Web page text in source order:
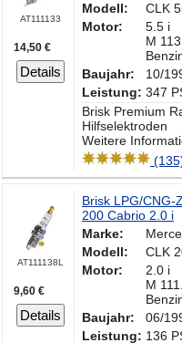
AT111133
14,50 €
Details
Modell:
CLK
Motor:
5.5 i
M
Baujahr:
10/
Leistung: 347
Brisk Premium
Hilfselektroden
Weitere
AT111138L
9,60 €
Details
Brisk LPG/CNG-
200 Cabrio 2.0 i
Marke:
Modell:
CLK
Motor:
2.0 i
M
Baujahr:
06/
Leistung: 136